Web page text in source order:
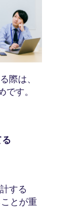
際は、
す。
する
とが重